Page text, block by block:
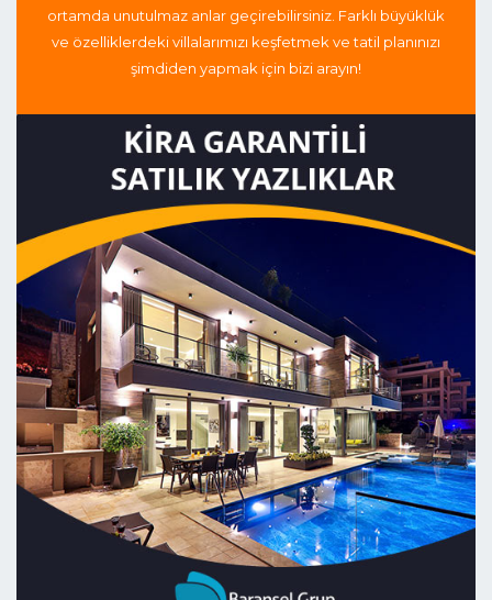
ortamda unutulmaz anlar geçirebilirsiniz. Farklı büyüklük
ve özelliklerdeki villalarımızı keşfetmek ve tatil planınızı
şimdiden yapmak için bizi arayın!